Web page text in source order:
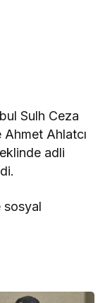
Sulh Ceza
Ahmet Ahlatcı
adli
sosyal